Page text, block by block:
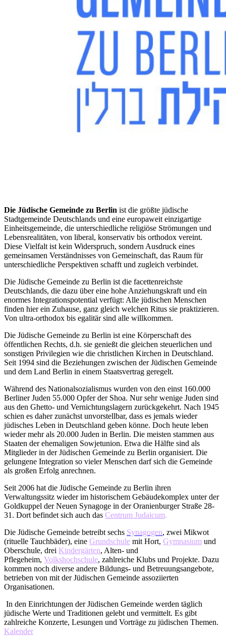
Die Jüdische Gemeinde zu Berlin ist die größte jüdische
Stadtgemeinde Deutschlands und eine europaweit einzigartige
Einheitsgemeinde, die unterschiedliche religiöse Strömungen und
Lebensrealitäten, von liberal, konservativ bis orthodox vereint.
Diese Vielfalt ist kein Widerspruch, sondern Ausdruck eines
gemeinsamen Verständnisses von Gemeinschaft, das Raum für
unterschiedliche Perspektiven schafft und zugleich verbindet.
Die Jüdische Gemeinde zu Berlin ist die facettenreichste
Deutschlands, die dazu über eine hohe Anziehungskraft und ein
enormes Integrationspotential verfügt: Alle jüdischen Menschen
finden hier ein Zuhause, ganz gleich welchen Ritus sie praktizieren.
Von ultra-orthodox bis egalitär sind alle willkommen.
Die Jüdische Gemeinde zu Berlin ist eine Körperschaft des
öffentlichen Rechts, d.h. sie genießt die gleichen steuerlichen und
sonstigen Privilegien wie die christlichen Kirchen in Deutschland.
Seit 1994 sind die Beziehungen zwischen der Jüdischen Gemeinde
und dem Land Berlin in einem Staatsvertrag geregelt.
Während des Nationalsozialismus wurden von den einst 160.000
Berliner Juden 55.000 Opfer der Shoa. Nur sehr wenige Juden sind
aus den Ghetto- und Vernichtungslagern zurückgekehrt. Nach 1945
schien es daher zunächst unvorstellbar, dass es jemals wieder
jüdisches Leben in Deutschland geben könne. Doch heute leben
wieder mehr als 20.000 Juden in Berlin. Die meisten stammen aus
Staaten der ehemaligen Sowjetunion. Etwa die Hälfte sind als
Mitglieder in der Jüdischen Gemeinde zu Berlin organisiert. Die
gelungene Integration so vieler Menschen darf sich die Gemeinde
als großen Erfolg anrechnen.
Seit 2006 hat die Jüdische Gemeinde zu Berlin ihren
Verwaltungssitz wieder im historischem Gebäudekomplex unter der
Goldkuppel der Neuen Synagoge in der Oranienburger Straße 28-
31. Dort befindet sich auch das Centrum Judaicum.
Die Jüdische Gemeinde betreibt sechs Synagogen, zwei Mikwot
(rituelle Tauchbäder), eine Grundschule mit Hort, Gymnasium und
Oberschule, drei Kindergärten, Alten- und
Pflegeheim, Volkshochschule, zahlreiche Klubs und Projekte. Dazu
kommen noch diverse andere Bildungs- und Betreuungsangebote,
betrieben von mit der Jüdischen Gemeinde assoziierten
Organisationen.
In den Einrichtungen der Jüdischen Gemeinde werden täglich
jüdische Werte und Traditionen gelebt und vermittelt. Es gibt
zahlreiche Konzerte, Lesungen und Vorträge zu jüdischen Themen.
Kalender